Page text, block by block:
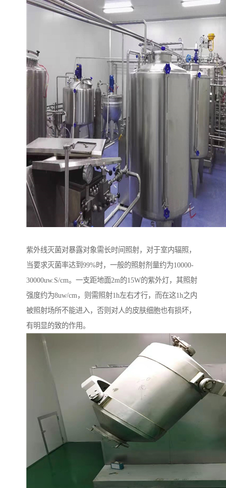
紫外线灭菌对暴露对象需长时间照射，对于室内辐照，
当要求灭菌率达到99%时，一般的照射剂量约为10000-
30000uw.S/cm。一支距地面2m的15W的紫外灯，其照射
强度约为8uw/cm，则需照射1h左右才行，而在这1h之内
被照射场所不能进入，否则对人的皮肤细胞也有损坏，
有明显的致的作用。